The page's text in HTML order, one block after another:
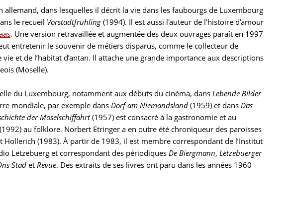
dans lesquelles il décrit la vie dans les faubourgs de Luxembourg
le recueil Vorstadtfrühling (1994). Il est aussi l'auteur de l'histoire d’amour
. Une version retravaillée et augmentée des deux ouvrages paraît en 1997
entretenir le souvenir de métiers disparus, comme le collecteur de
et de l’habitat d’antan. Il attache une grande importance aux descriptions
(Moselle).
du Luxembourg, notamment aux débuts du cinéma, dans Lebende Bilder
mondiale, par exemple dans Dorf am Niemandsland (1959) et dans Das
der Moselschiffahrt(1957) est consacré à la gastronomie et au
au folklore. Norbert Etringer a en outre été chroniqueur des paroisses
Hollerich (1983). À partir de 1983, il est membre correspondant de l’Institut
Lëtzebuerg et correspondant des périodiques De Biergmann, Lëtzebuerger
Stad et Revue. Des extraits de ses livres ont paru dans les années 1960